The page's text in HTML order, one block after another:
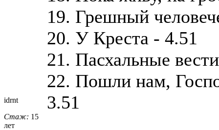
idrnt
Стаж: 15
лет
19. Грешный
20. У Креста - 4.51
21. Пасхальные
22. Пошли нам,
3.51